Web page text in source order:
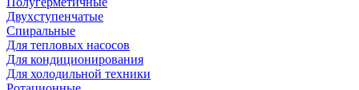
Двухступенчатые
Спиральные
Для тепловых насосов
Для кондиционирования
Для холодильной техники